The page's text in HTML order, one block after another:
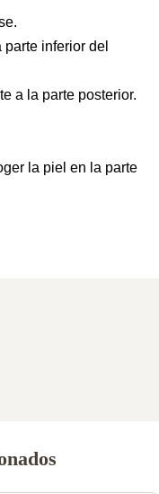
inferior del
a la parte posterior.
la piel en la parte